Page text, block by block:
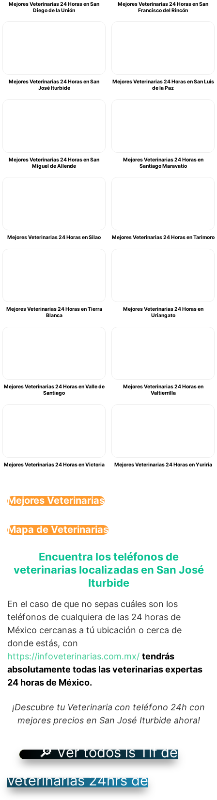
Mejores Veterinarias 24 Horas en San
Diego de la Unión
Mejores Veterinarias 24 Horas en San
Francisco del Rincón
Mejores Veterinarias 24 Horas en San
José Iturbide
Mejores Veterinarias 24 Horas en San Luis
de la Paz
Mejores Veterinarias 24 Horas en San
Miguel de Allende
Mejores Veterinarias 24 Horas en
Santiago Maravatío
Mejores Veterinarias 24 Horas en Silao Mejores Veterinarias 24 Horas en Tarimoro
Mejores Veterinarias 24 Horas en Tierra
Blanca
Mejores Veterinarias 24 Horas en
Uriangato
Mejores Veterinarias 24 Horas en Valle de
Santiago
Mejores Veterinarias 24 Horas en
Valtierrilla
Mejores Veterinarias 24 Horas en Victoria Mejores Veterinarias 24 Horas en Yuriria
Mejores Veterinarias
Mapa de Veterinarias
Encuentra los teléfonos de
veterinarias localizadas en San José
Iturbide
En el caso de que no sepas cuáles son los
teléfonos de cualquiera de las 24 horas de
México cercanas a tú ubicación o cerca de
donde estás, con
https://infoveterinarias.com.mx/ tendrás
absolutamente todas las veterinarias expertas
24 horas de México.
¡Descubre tu Veterinaria con teléfono 24h con
mejores precios en San José Iturbide ahora!
🔎 Ver todos ls Tlf de
veterinarias 24hrs de